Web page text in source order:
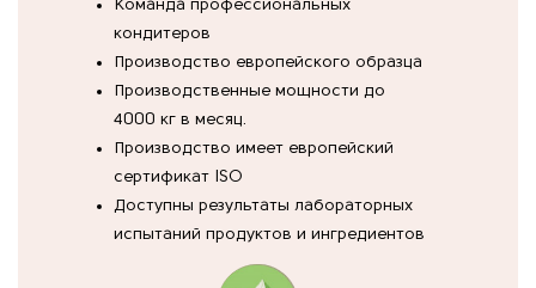
Команда профессиональных
кондитеров
Производство европейского образца
Производственные мощности до
4000 кг в месяц.
Производство имеет европейский
сертификат ISO
Доступны результаты лабораторных
испытаний продуктов и ингредиентов